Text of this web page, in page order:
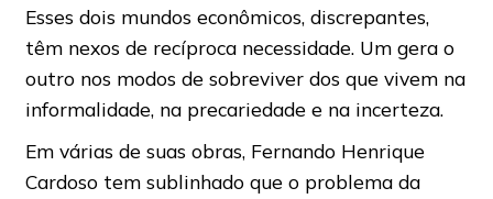
Esses dois mundos econômicos, discrepantes,
têm nexos de recíproca necessidade. Um gera o
outro nos modos de sobreviver dos que vivem na
informalidade, na precariedade e na incerteza.
Em várias de suas obras, Fernando Henrique
Cardoso tem sublinhado que o problema da